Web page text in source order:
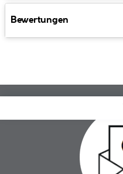
Bewertungen